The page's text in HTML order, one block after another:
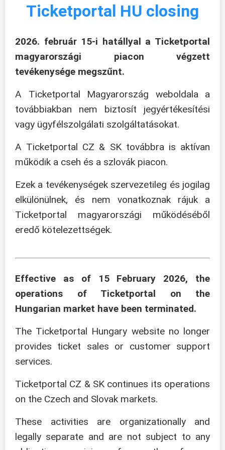
Ticketportal HU closing
2026. február 15-i hatállyal a Ticketportal
magyarországi piacon végzett
tevékenysége megszűnt.
A Ticketportal Magyarország weboldala a
továbbiakban nem biztosít jegyértékesítési
vagy ügyfélszolgálati szolgáltatásokat.
A Ticketportal CZ & SK továbbra is aktívan
működik a cseh és a szlovák piacon.
Ezek a tevékenységek szervezetileg és jogilag
elkülönülnek, és nem vonatkoznak rájuk a
Ticketportal magyarországi működéséből
eredő kötelezettségek.
Effective as of 15 February 2026, the
operations of Ticketportal on the
Hungarian market have been terminated.
The Ticketportal Hungary website no longer
provides ticket sales or customer support
services.
Ticketportal CZ & SK continues its operations
on the Czech and Slovak markets.
These activities are organizationally and
legally separate and are not subject to any